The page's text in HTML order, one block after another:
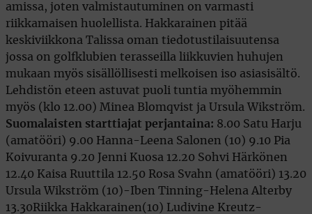
amissa, joten valmistautuminen on varmasti
riikkamaisen huolellista. Hakkarainen pitää
keskiviikkona Talissa oman tiedotustilaisuutensa
jossa on golfklubien terasseilla liikkuvien huhujen
mukaan myös sisällöllisesti melkoisen iso asiasisältö.
Lehdistön eteen astuvat puoli tuntia myöhemmin
myös (klo 12.00) Minea Blomqvist ja Ursula Wikström.
Suomalaisten starttiajat perjantaina: 8.00 Satu Harju
(amatööri) 9.00 Hanna-Leena Salonen (10) 9.10 Pia
Koivuranta 9.20 Jenni Kuosa 12.20 Sohvi Härkönen
12.40 Kaisa Ruuttila 12.50 Rosa Svahn (amatööri) 13.20
Ursula Wikström (10)-Iben Tinning-Helena Alterby
13.30Riikka Hakkarainen(10) Ludivine Kreutz-